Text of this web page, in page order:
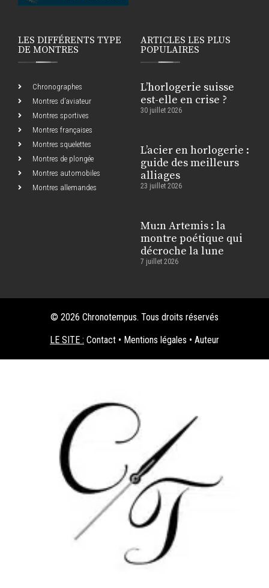
LES DIFFÉRENTS TYPE
DE MONTRES
Chronographes
Montres d’aviateur
Montres sportives
Montres françaises
Montres squelettes
Montres de plongée
Montres automobiles
Montres allemandes
ARTICLES LES PLUS
POPULAIRES
L’horlogerie suisse
est-elle en crise ?
30 juillet 2026
L’acier en horlogerie :
guide des meilleurs
alliages
23 juillet 2026
Mu:n Artemis : la
montre poétique qui
décroche la lune
7 juillet 2026
© 2026 Chronotempus. Tous droits réservés
LE SITE : Contact • Mentions légales • Auteur